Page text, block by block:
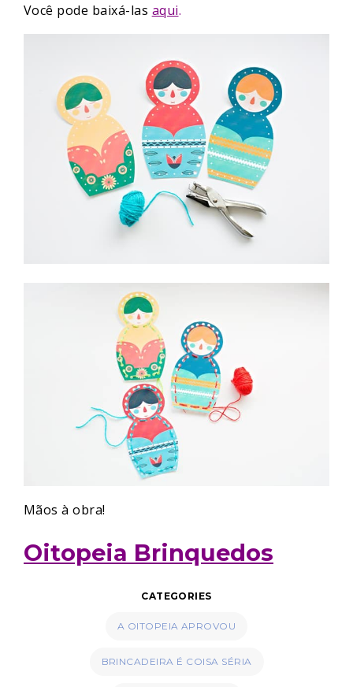
Você pode baixá-las aqui.
Mãos à obra!
Oitopeia Brinquedos
CATEGORIES
A OITOPEIA APROVOU
BRINCADEIRA É COISA SÉRIA